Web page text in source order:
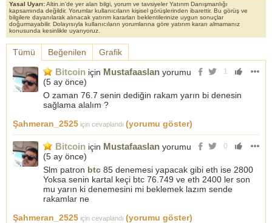
Yasal Uyarı:Altin.in'de yer alan bilgi, yorum ve tavsiyeler Yatırım Danışmanlığı
kapsamında değildir. Yorumlar kullanıcıların kişisel görüşlerinden ibarettir. Bu görüş ve
bilgilere dayanılarak alınacak yatırım kararları beklentilerinize uygun sonuçlar
doğurmayabilir. Dolayısıyla kullanıcıların yorumlarına göre yatırım kararı almamanız
konusunda kesinlikle uyarıyoruz.
Tümü Beğenilen Grafik
1
Bitcoin için Mustafaaslan yorumu
(5 ay önce)
O zaman 76.7 senin dediğin rakam yarın bi denesin
sağlama alalım ?
Şahmeran_2525 için cevaplandı (yorumu göster)
0
Bitcoin için Mustafaaslan yorumu
(5 ay önce)
Slm patron btc 85 denemesi yapacak gibi eth ise 2800
Yoksa senin kartal keçi btc 76.749 ve eth 2400 ler son
mu yarın ki denemesini mi beklemek lazım sende
rakamlar ne
Şahmeran_2525 için cevaplandı (yorumu göster)